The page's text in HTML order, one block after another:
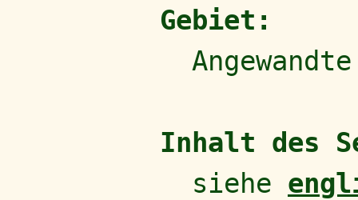
Gebiet:
Inhalt des
siehe